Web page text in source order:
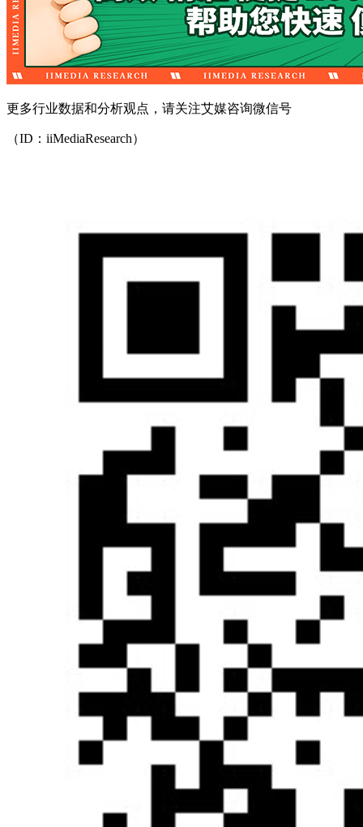
更多行业数据和分析观点，请关注艾媒咨询微信号
（ID：iiMediaResearch）